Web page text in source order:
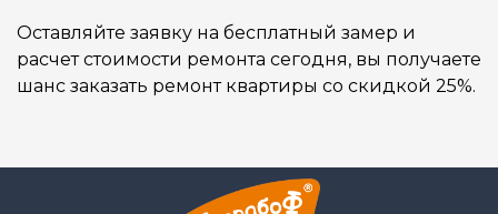
Оставляйте заявку на бесплатный замер и
расчет стоимости ремонта сегодня, вы получаете
шанс заказать ремонт квартиры со скидкой 25%.